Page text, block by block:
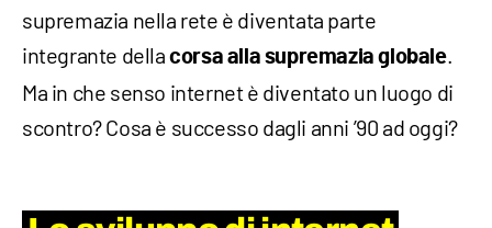
supremazia nella rete è diventata parte
integrante dellacorsa alla supremazia globale.
Ma in che senso internet è diventato un luogo di
scontro? Cosa è successo dagli anni ’90 ad oggi?